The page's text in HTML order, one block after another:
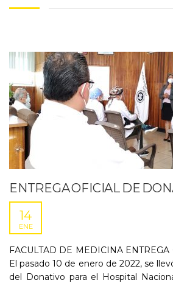
ENTREGA OFICIAL DE
14
ENE
FACULTAD DE MEDICINA
El pasado 10 de enero de 2022, se
del Donativo para el Hospital